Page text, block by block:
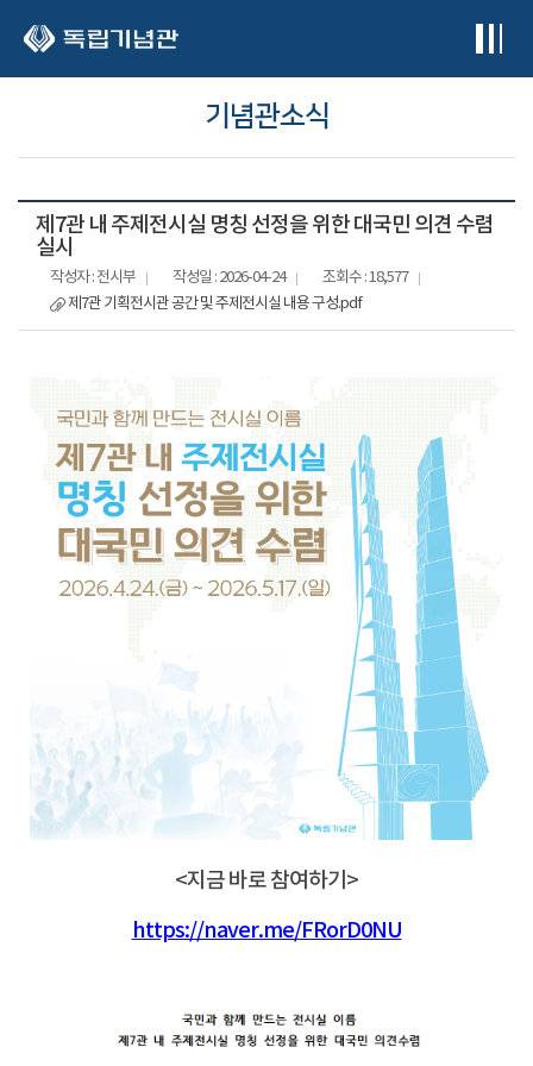
기념관소식
제7관 내 주제전시실 명칭 선정을 위한 대국민 의견 수렴
실시
작성자 : 전시부 작성일 : 2026-04-24
조회수 : 18,577
제7관 기획전시관 공간 및 주제전시실 내용 구성.pdf
<지금 바로 참여하기>
https://naver.me/FRorD0NU